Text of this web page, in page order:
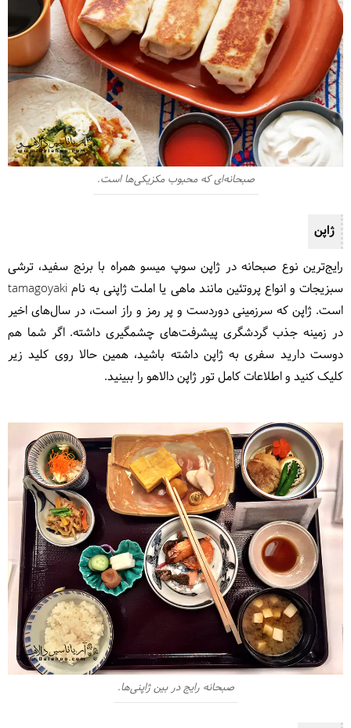
صبحانه‌ای که محبوب مکزیکی‌ها است.
ژاپن
رایج‌ترین نوع صبحانه در ژاپن سوپ میسو همراه با برنج سفید، ترشی
سبزیجات و انواع پروتئین مانند ماهی یا املت ژاپنی به نام tamagoyaki
است. ژاپن که سرزمینی دوردست و پر رمز و راز است، در سال‌های اخیر
در زمینه جذب گردشگری پیشرفت‌های چشمگیری داشته. اگر شما هم
دوست دارید سفری به ژاپن داشته باشید، همین حالا روی کلید زیر
کلیک کنید و اطلاعات کامل تور ژاپن دالاهو را ببینید.
صبحانه رایج در بین ژاپنی‌ها.